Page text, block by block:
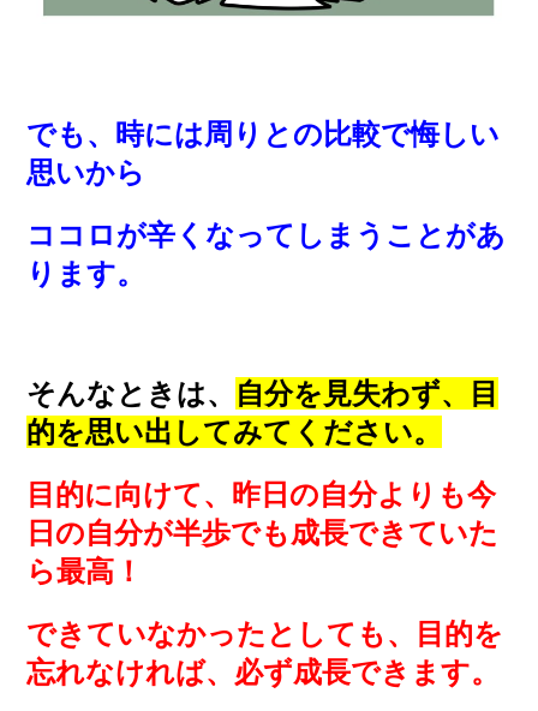
でも、時には周りとの比較で悔しい
思いから
ココロが辛くなってしまうことがあ
ります。
そんなときは、 自分を見失わず、目
的を思い出してみてください。
目的に向けて、昨日の自分よりも今
日の自分が半歩でも成長できていた
ら最高！
できていなかったとしても、目的を
忘れなければ、必ず成長できます。